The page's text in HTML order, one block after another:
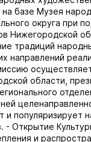
на базе Музея
округа при
Нижегородской
традиций
направлений
области,
и популяризирует
- Открытие
и